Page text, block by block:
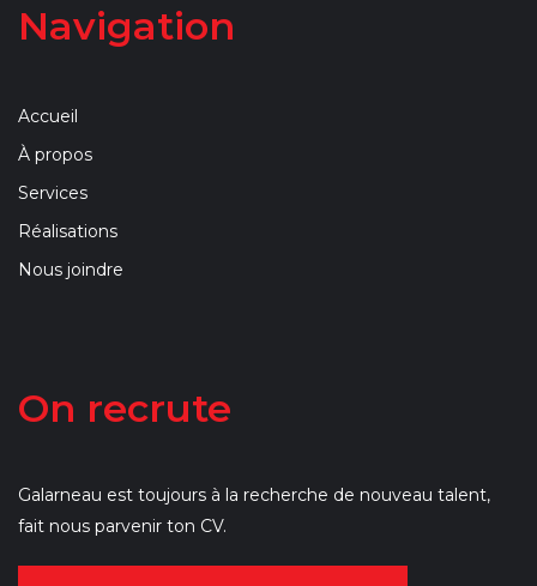
Navigation
Accueil
À propos
Services
Réalisations
Nous joindre
On recrute
Galarneau est toujours à la recherche de nouveau talent,
fait nous parvenir ton CV.